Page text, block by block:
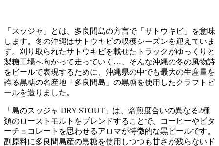
「スッジャ」とは、多良間島の方言で「サトウキビ」を意味
します。冬の沖縄はサトウキビの収穫シーズンを迎えていま
す。刈り取られたサトウキビを載せたトラックがゆっくりと
製糖工場へ向かって走っていく…、そんな沖縄の冬の風物詩
をビールで表現するために、沖縄県の中でも最大の生産量を
誇る黒糖の名産地「多良間島」の黒糖を使用したクラフトビ
ールを造りました。
「島のスッジャ DRY STOUT」は、焙煎度合いの異なる2種
類のローストモルトをブレンドすることで、コーヒーやビタ
ーチョコレートを思わせるアロマが特徴的な黒ビールです。
副原料に多良間島産の黒糖を使用しつつも甘さが残らないド